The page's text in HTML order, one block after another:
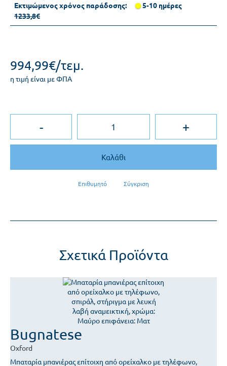
Εκτιμώμενος χρόνος παράδοσης:
5-10 ημέρες
1233,8€
994,99€/τεμ.
η τιμή είναι με ΦΠΑ
- +
Καλάθι
Επιθυμητό Σύγκριση
Σχετικά Προϊόντα
Bugnatese
Oxford
Μπαταρία μπανιέρας επίτοιχη από ορείχαλκο με τηλέφωνο,